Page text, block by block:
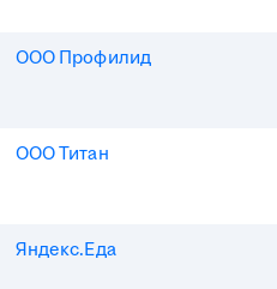
ООО Профилид
ООО Титан
Яндекс.Еда